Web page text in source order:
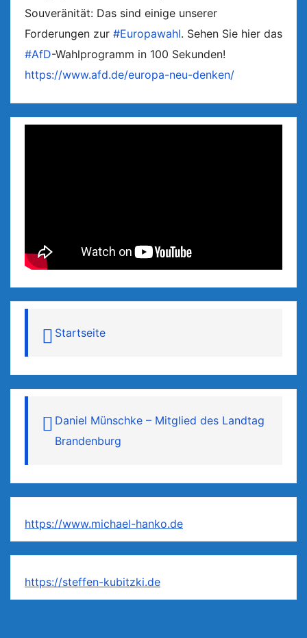
Souveränität: Das sind einige unserer
Forderungen zur #Europawahl. Sehen Sie hier das
#AfD-Wahlprogramm in 100 Sekunden!
https://www.afd.de/europa-neu-denken/
Startseite
Daniel Münschke – Mitglied des Landtag
Brandenburg
https://www.michael-hanko.de
https://steffen-kubitzki.de